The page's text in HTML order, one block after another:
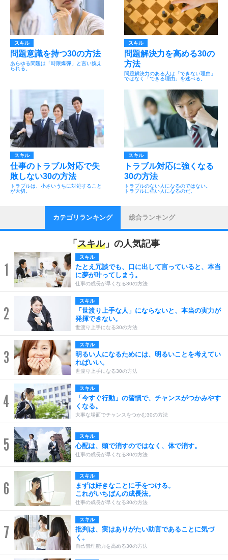
スキル
問題意識を持つ30の方法
あらゆる問題は「時限爆弾」と言い換え
られる。
スキル
問題解決力を高める30の
方法
問題解決力のある人は「できない理由」
ではなく「できる理由」を述べる。
スキル
仕事のトラブル対応で失
敗しない30の方法
トラブルは、小さいうちに対処すること
が大切。
スキル
トラブル対応に強くなる
30の方法
トラブルのない人になるのではない。
トラブルに強い人になるのだ。
カテゴリランキング 総合ランキング
「 スキル」の人気記事
1
スキル
たとえ冗談でも、口に出して言っていると、本当
に夢が叶ってしまう。
仕事の成長が早くなる30の方法
2
スキル
「世渡り上手な人」にならないと、本当の実力が
発揮できない。
世渡り上手になる30の方法
3
スキル
明るい人になるためには、明るいことを考えてい
ればいい。
世渡り上手になる30の方法
4
スキル
「今すぐ行動」の習慣で、チャンスがつかみやす
くなる。
大事な場面でチャンスをつかむ30の方法
5 スキル
心配は、頭で消すのではなく、体で消す。
仕事の成長が早くなる30の方法
6
スキル
まずは好きなことに手をつける。
これがいちばんの成長法。
仕事の成長が早くなる30の方法
7
スキル
批判は、実はありがたい助言であることに気づ
く。
自己管理能力を高める30の方法